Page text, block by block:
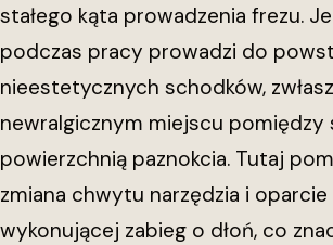
stałego kąta prowadzenia frezu.
podczas pracy prowadzi do
nieestetycznych schodków,
newralgicznym miejscu pomiędzy
powierzchnią paznokcia. Tutaj
zmiana chwytu narzędzia i oparcie
wykonującej zabieg o dłoń, co